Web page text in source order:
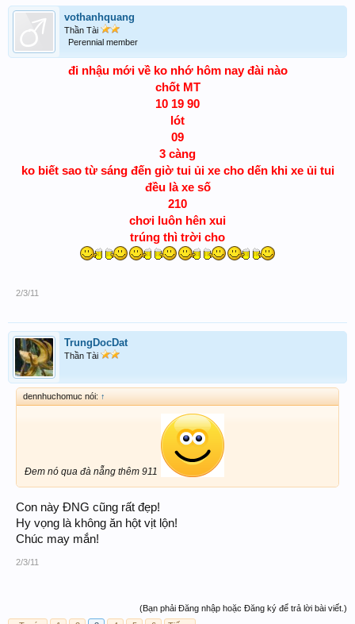
vothanhquang
Thần Tài
Perennial member
đi nhậu mới về ko nhớ hôm nay đài nào
chốt MT
10 19 90
lót
09
3 càng
ko biết sao từ sáng đến giờ tui ủi xe cho dến khi xe ủi tui
đều là xe số
210
chơi luôn hên xui
trúng thì trời cho
2/3/11
TrungDocDat
Thần Tài
dennhuchomuc nói: ↑
Đem nó qua đà nẵng thêm 911
Con này ĐNG cũng rất đẹp!
Hy vọng là không ăn hột vịt lộn!
Chúc may mắn!
2/3/11
(Bạn phải Đăng nhập hoặc Đăng ký để trả lời bài viết.)